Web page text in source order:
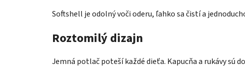
Softshell je odolný voči oderu, ľahko sa čistí a
Roztomilý dizajn
Jemná potlač poteší každé dieťa. Kapucňa a rukávy sú